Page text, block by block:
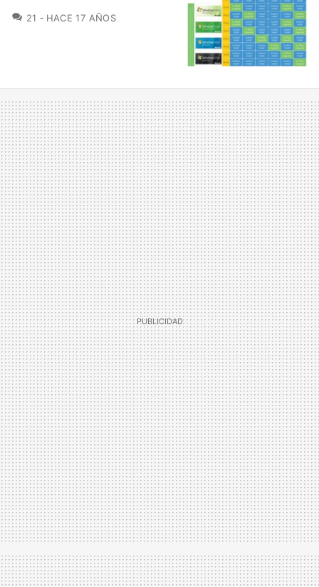
21 COMENTARIOS
HACE 17 AÑOS